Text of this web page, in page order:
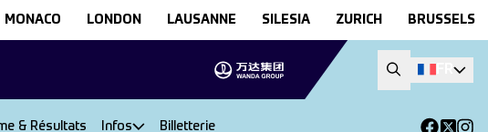
MONACO LONDON LAUSANNE SILESIA ZURICH BRUSSELS
& Résultats Infos Billetterie